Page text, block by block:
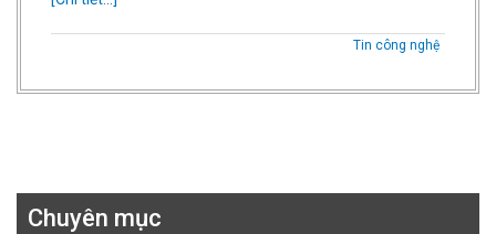
Tin công nghệ
Chuyên mục